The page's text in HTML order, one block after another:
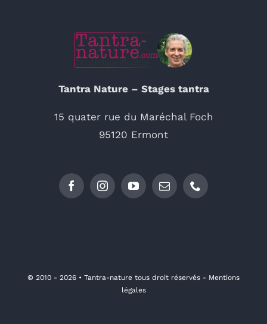
Tantra Nature – Stages tantra
15 quater rue du Maréchal Foch
95120 Ermont
© 2010 - 2026 • Tantra-nature tous droit réservés - Mentions
légales